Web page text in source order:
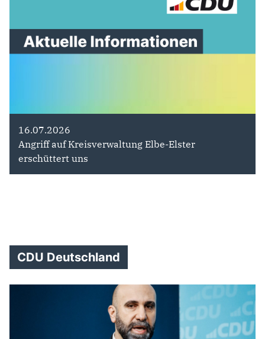
16.07.2026
Angriff auf Kreisverwaltung Elbe-Elster
erschüttert uns
CDU Deutschland